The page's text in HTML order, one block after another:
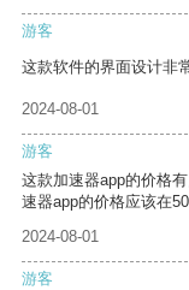
游客
这款软件的界面设计非
2024-08-01
游客
这款加速器app的价格
速器app的价格应该在
2024-08-01
游客